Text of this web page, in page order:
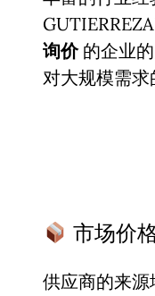
询价的企业
对大规模需求
市场价
供应商的来